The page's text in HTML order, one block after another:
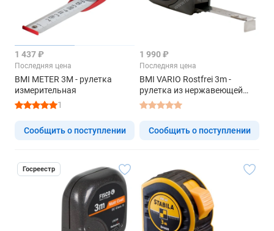
1 437 ₽
Последняя цена
BMI METER 3M - рулетка
измерительная
1
Сообщить о поступлении
1 990 ₽
Последняя цена
BMI VARIO Rostfrei 3m -
рулетка из нержавеющей
ленты
Сообщить о поступлении
Госреестр